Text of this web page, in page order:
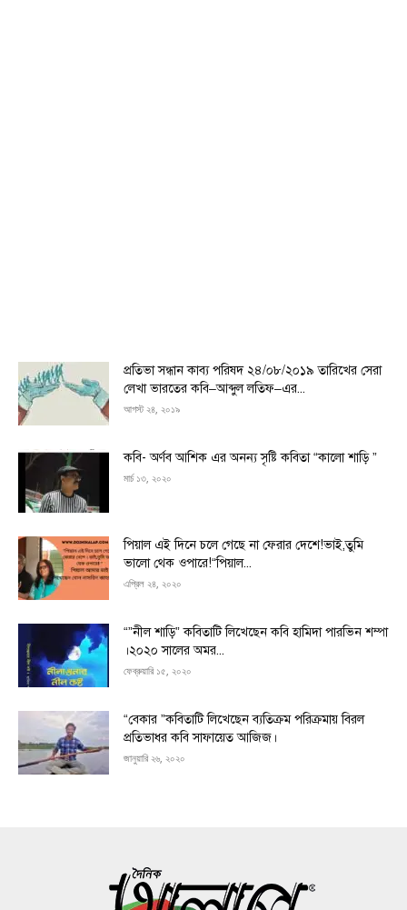
প্রতিভা সন্ধান কাব্য পরিষদ ২৪/০৮/২০১৯ তারিখের সেরা
লেখা ভারতের কবি–আব্দুল লতিফ–এর...
আগস্ট ২৪, ২০১৯
কবি- অর্ণব আশিক এর অনন্য সৃষ্টি কবিতা “কালো শাড়ি ”
মার্চ ১৩, ২০২০
পিয়াল এই দিনে চলে গেছে না ফেরার দেশে!ভাই,তুমি
ভালো থেক ওপারে!“পিয়াল...
এপ্রিল ২৪, ২০২০
“”নীল শাড়ি” কবিতাটি লিখেছেন কবি হামিদা পারভিন শম্পা
।২০২০ সালের অমর...
ফেব্রুয়ারি ১৫, ২০২০
“বেকার ”কবিতাটি লিখেছেন ব্যতিক্রম পরিক্রমায় বিরল
প্রতিভাধর কবি সাফায়েত আজিজ।
জানুয়ারি ২৬, ২০২০